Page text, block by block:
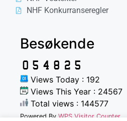
NHF Konkurranseregler
Besøkende
Views Today : 192
Views This Year : 24567
Total views : 144577
Powered By WPS Visitor Counter